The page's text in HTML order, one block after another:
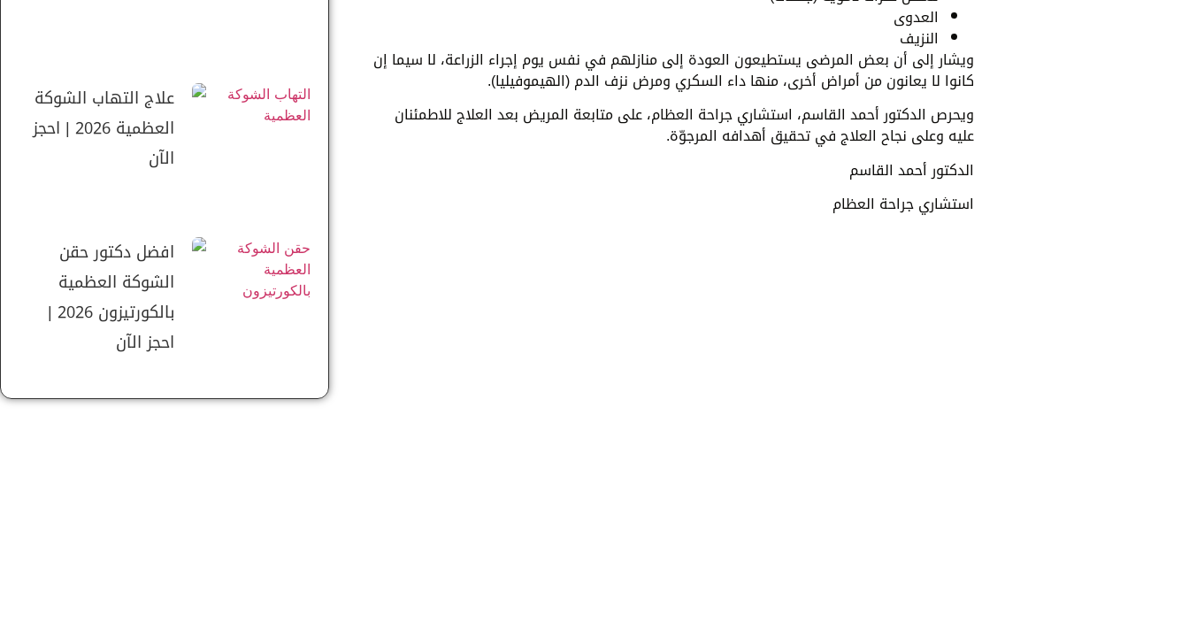
علاج التهاب الشوكة
العظمية 2026 | احجز
الآن
افضل دكتور حقن
الشوكة العظمية
بالكورتيزون 2026 |
احجز الآن
العدوى
النزيف
ويشار إلى أن بعض المرضى يستطيعون العودة إلى منازلهم في نفس يوم إجراء الزراعة، لا سيما إن
كانوا لا يعانون من أمراض أخرى، منها داء السكري ومرض نزف الدم (الهيموفيليا).
ويحرص الدكتور أحمد القاسم، استشاري جراحة العظام، على متابعة المريض بعد العلاج للاطمئنان
عليه وعلى نجاح العلاج في تحقيق أهدافه المرجوّة.
الدكتور أحمد القاسم
استشاري جراحة العظام